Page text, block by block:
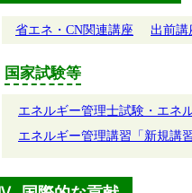
省エネ・CN関連講座 出前講
国家試験等
エネルギー管理士試験・エネ
エネルギー管理講習「新規講